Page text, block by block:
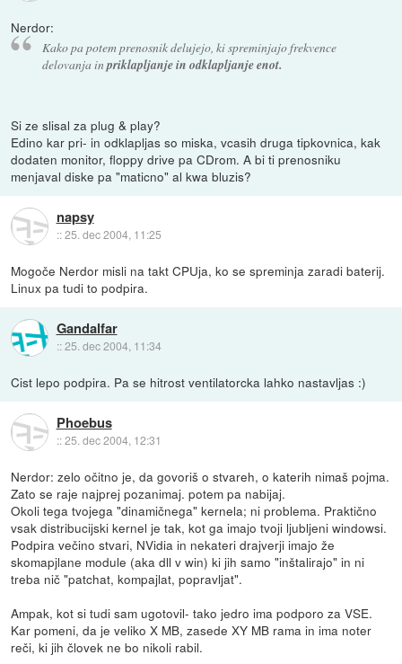
Nerdor:
Kako pa potem prenosnik delujejo, ki spreminjajo frekvence
delovanja inpriklapljanje in odklapljanje enot.
Si ze slisal za plug & play?
Edino kar pri- in odklapljas so miska, vcasih druga tipkovnica, kak
dodaten monitor, floppy drive pa CDrom. A bi ti prenosniku
menjaval diske pa "maticno" al kwa bluzis?
napsy
::25. dec 2004, 11:25
Mogoče Nerdor misli na takt CPUja, ko se spreminja zaradi baterij.
Linux pa tudi to podpira.
Gandalfar
::25. dec 2004, 11:34
Cist lepo podpira. Pa se hitrost ventilatorcka lahko nastavljas :)
Phoebus
::25. dec 2004, 12:31
Nerdor: zelo očitno je, da govoriš o stvareh, o katerih nimaš pojma.
Zato se raje najprej pozanimaj. potem pa nabijaj.
Okoli tega tvojega "dinamičnega" kernela; ni problema. Praktično
vsak distribucijski kernel je tak, kot ga imajo tvoji ljubljeni windowsi.
Podpira večino stvari, NVidia in nekateri drajverji imajo že
skomapjlane module (aka dll v win) ki jih samo "inštalirajo" in ni
treba nič "patchat, kompajlat, popravljat".
Ampak, kot si tudi sam ugotovil- tako jedro ima podporo za VSE.
Kar pomeni, da je veliko X MB, zasede XY MB rama in ima noter
reči, ki jih človek ne bo nikoli rabil.